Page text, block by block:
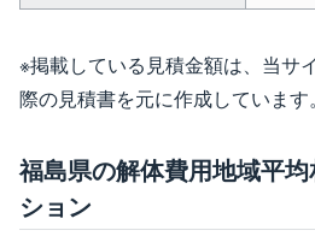
※掲載している見積金額は、当サ
際の見積書を元に作成しています。
福島県の解体費用地域平
ション